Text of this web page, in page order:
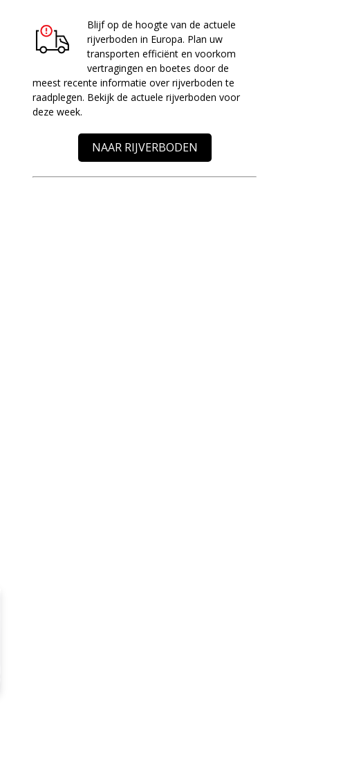
Blijf op de hoogte van de actuele
rijverboden in Europa. Plan uw
transporten efficiënt en voorkom
vertragingen en boetes door de
meest recente informatie over rijverboden te
raadplegen. Bekijk de actuele rijverboden voor
deze week.
NAAR RIJVERBODEN